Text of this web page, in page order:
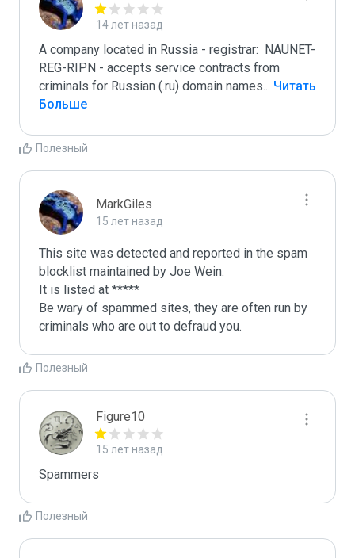
14 лет назад
A company located in Russia - registrar:  NAUNET-
REG-RIPN - accepts service contracts from
criminals for Russian (.ru) domain names... Читать
Больше
Полезный
MarkGiles
15 лет назад
This site was detected and reported in the spam
blocklist maintained by Joe Wein.
It is listed at *****
Be wary of spammed sites, they are often run by
criminals who are out to defraud you.
Полезный
Figure10
15 лет назад
Spammers
Полезный